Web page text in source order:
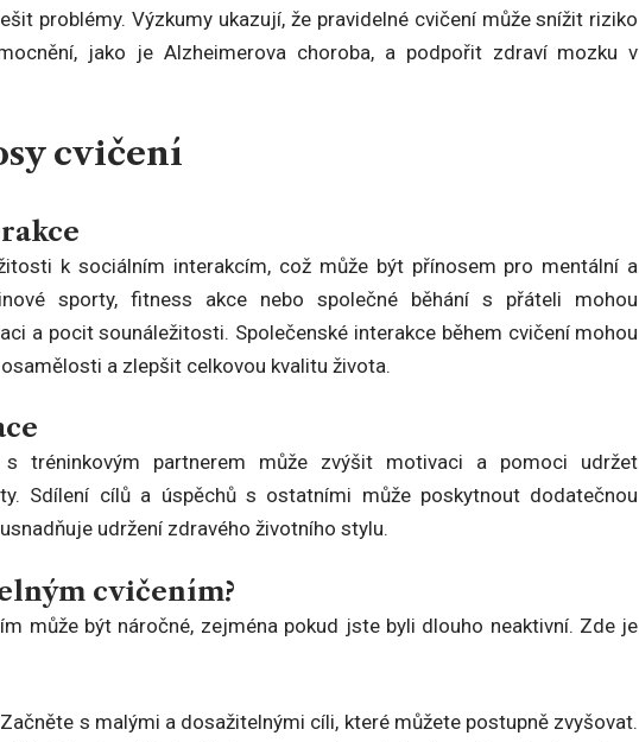
problémy. Výzkumy ukazují, že pravidelné cvičení může snížit riziko
jako je Alzheimerova choroba, a podpořit zdraví mozku v
cvičení
k sociálním interakcím, což může být přínosem pro mentální a
sporty, fitness akce nebo společné běhání s přáteli mohou
a pocit sounáležitosti. Společenské interakce během cvičení mohou
a zlepšit celkovou kvalitu života.
s tréninkovým partnerem může zvýšit motivaci a pomoci udržet
Sdílení cílů a úspěchů s ostatními může poskytnout dodatečnou
udržení zdravého životního stylu.
cvičením?
může být náročné, zejména pokud jste byli dlouho neaktivní. Zde je
Začněte s malými a dosažitelnými cíli, které můžete postupně zvyšovat.